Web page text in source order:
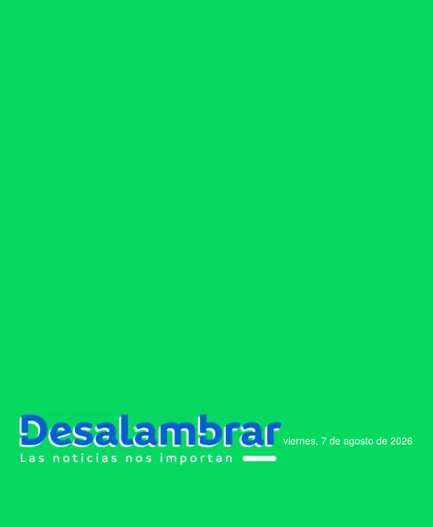
viernes, 7 de agosto de 2026